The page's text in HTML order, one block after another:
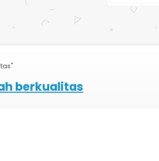
Murah
berkualitas